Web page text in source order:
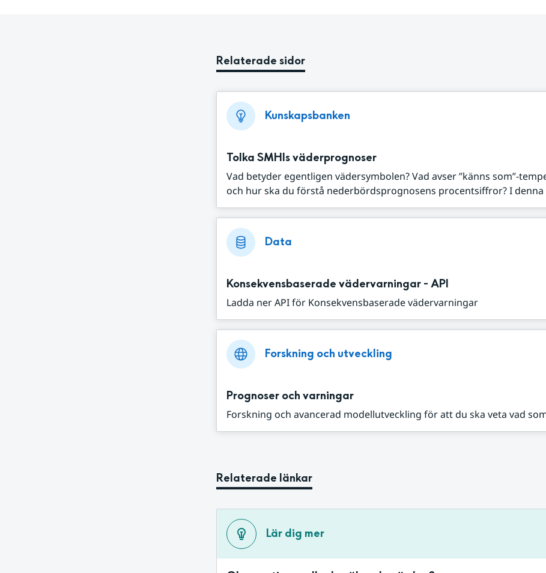
Relaterade sidor
Kunskapsbanken
Tolka SMHIs väderprognoser
Vad betyder egentligen vädersymbolen? Vad avser ”känns som”-
och hur ska du förstå nederbördsprognosens procentsiffror? I denna
Data
Konsekvensbaserade vädervarningar - API
Ladda ner API för Konsekvensbaserade vädervarningar
Forskning och utveckling
Prognoser och varningar
Forskning och avancerad modellutveckling för att du ska veta vad
Relaterade länkar
Lär dig mer